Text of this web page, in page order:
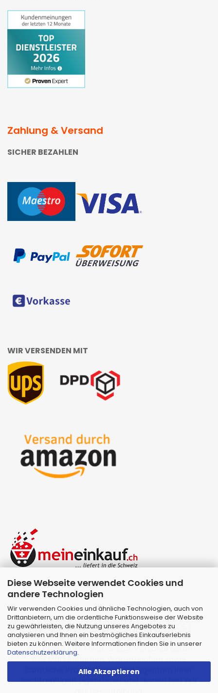
Diese Webseite verwendet Cookies und
andere Technologien
Wir verwenden Cookies und ähnliche Technologien, auch von
Drittanbietern, um die ordentliche Funktionsweise der Website
zu gewährleisten, die Nutzung unseres Angebotes zu
analysieren und Ihnen ein bestmögliches Einkaufserlebnis
bieten zu können. Weitere Informationen finden Sie in unserer
Datenschutzerklärung.
Alle Akzeptieren
Zahlung & Versand
SICHER BEZAHLEN
WIR VERSENDEN MIT
Webshop erstellenmit Gambio.de © 2026 |
Template vonJungCreative.
Alle Preise inkl. MwSt. & zzgl. Versandkosten
Alle Markennamen, Warenzeichen sowie
sämtliche Produktbilder sind Eigentum Ihrer
rechtmäßigen Eigentümer und dienen hier nur